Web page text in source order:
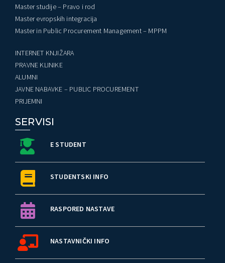
Master studije – Pravo i rod
Master evropskih integracija
Master in Public Procurement Management – MPPM
INTERNET KNJIŽARA
PRAVNE KLINIKE
ALUMNI
JAVNE NABAVKE – PUBLIC PROCUREMENT
PRIJEMNI
SERVISI
E STUDENT
STUDENTSKI INFO
RASPORED NASTAVE
NASTAVNIČKI INFO